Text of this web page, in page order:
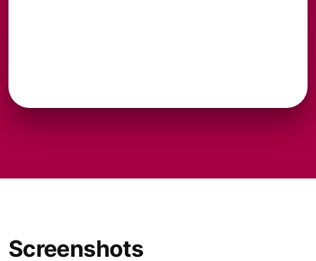
Screenshots